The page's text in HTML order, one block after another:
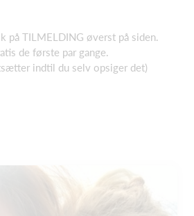
på TILMELDING øverst på siden.
de første par gange.
indtil du selv opsiger det)